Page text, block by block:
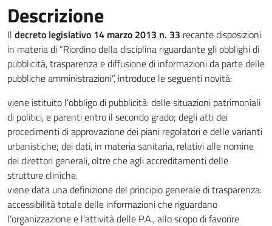
Descrizione
Il decreto legislativo 14 marzo 2013 n. 33 recante disposizioni
in materia di “Riordino della disciplina riguardante gli obblighi di
pubblicità, trasparenza e diffusione di informazioni da parte delle
pubbliche amministrazioni”, introduce le seguenti novità:
viene istituito l’obbligo di pubblicità: delle situazioni patrimoniali
di politici, e parenti entro il secondo grado; degli atti dei
procedimenti di approvazione dei piani regolatori e delle varianti
urbanistiche; dei dati, in materia sanitaria, relativi alle nomine
dei direttori generali, oltre che agli accreditamenti delle
strutture cliniche.
viene data una definizione del principio generale di trasparenza:
accessibilità totale delle informazioni che riguardano
l’organizzazione e l’attività delle P.A., allo scopo di favorire